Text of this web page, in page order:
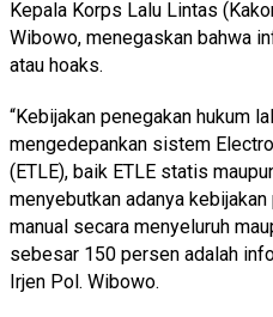
Kepala Korps Lalu Lintas
Wibowo, menegaskan bahwa
atau hoaks.
“Kebijakan penegakan hukum
mengedepankan sistem
(ETLE), baik ETLE statis
menyebutkan adanya
manual secara menyeluruh
sebesar 150 persen adalah
Irjen Pol. Wibowo.